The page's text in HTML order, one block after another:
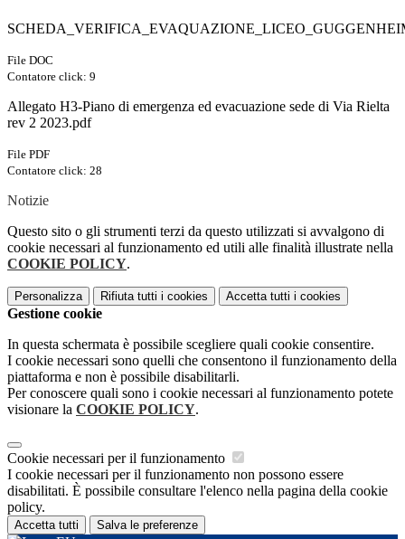
File DOC
Contatore click: 9
Allegato H3-Piano di emergenza ed evacuazione sede di Via Rielta
rev 2 2023.pdf
File PDF
Contatore click: 28
Notizie
Questo sito o gli strumenti terzi da questo utilizzati si avvalgono di
cookie necessari al funzionamento ed utili alle finalità illustrate nella
COOKIE POLICY.
Personalizza Rifiuta tutti i cookies Accetta tutti i cookies
Gestione cookie
In questa schermata è possibile scegliere quali cookie consentire.
I cookie necessari sono quelli che consentono il funzionamento della
piattaforma e non è possibile disabilitarli.
Per conoscere quali sono i cookie necessari al funzionamento potete
visionare la COOKIE POLICY.
Cookie necessari per il funzionamento
I cookie necessari per il funzionamento non possono essere
disabilitati. È possibile consultare l'elenco nella pagina della cookie
policy.
Accetta tutti Salva le preferenze